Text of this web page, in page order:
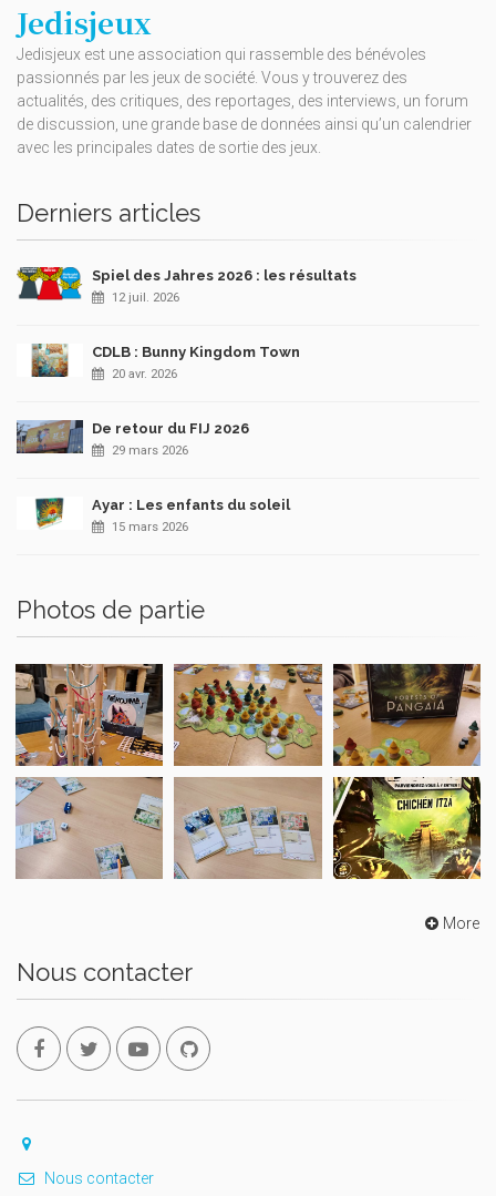
Jedisjeux
Jedisjeux est une association qui rassemble des bénévoles
passionnés par les jeux de société. Vous y trouverez des
actualités, des critiques, des reportages, des interviews, un forum
de discussion, une grande base de données ainsi qu’un calendrier
avec les principales dates de sortie des jeux.
Derniers articles
Spiel des Jahres 2026 : les résultats
12 juil. 2026
CDLB : Bunny Kingdom Town
20 avr. 2026
De retour du FIJ 2026
29 mars 2026
Ayar : Les enfants du soleil
15 mars 2026
Photos de partie
More
Nous contacter
Nous contacter